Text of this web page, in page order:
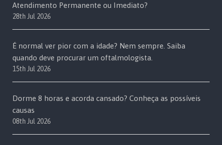
Atendimento Permanente ou Imediato?
28th Jul 2026
É normal ver pior com a idade? Nem sempre. Saiba
quando deve procurar um oftalmologista.
15th Jul 2026
Dorme 8 horas e acorda cansado? Conheça as possíveis
causas
08th Jul 2026